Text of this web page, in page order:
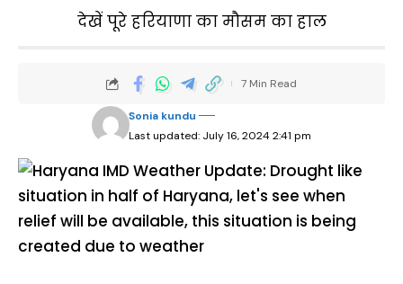
देखें पूरे हरियाणा का मौसम का हाल
Last updated: July 16, 2024 2:41 pm
Sonia kundu
7 Min Read